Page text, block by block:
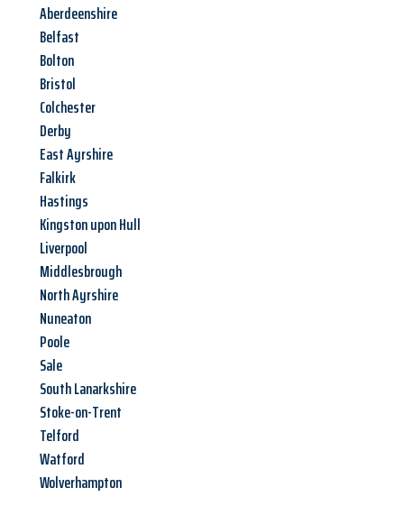
Aberdeenshire
Belfast
Bolton
Bristol
Colchester
Derby
East Ayrshire
Falkirk
Hastings
Kingston upon Hull
Liverpool
Middlesbrough
North Ayrshire
Nuneaton
Poole
Sale
South Lanarkshire
Stoke-on-Trent
Telford
Watford
Wolverhampton